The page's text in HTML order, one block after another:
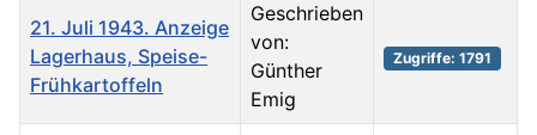
21. Juli 1943. Anzeige
Lagerhaus, Speise-
Frühkartoffeln
Geschrieben
von:
Günther
Emig
Zugriffe: 1791